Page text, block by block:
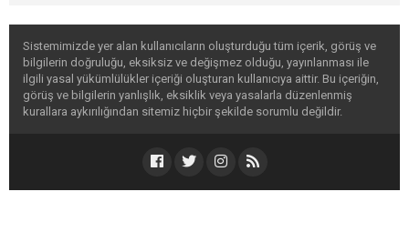
Sistemimizde yer alan kullanıcıların oluşturduğu tüm içerik, görüş ve
bilgilerin doğruluğu, eksiksiz ve değişmez olduğu, yayınlanması ile
ilgili yasal yükümlülükler içeriği oluşturan kullanıcıya aittir. Bu içeriğin,
görüş ve bilgilerin yanlışlık, eksiklik veya yasalarla düzenlenmiş
kurallara aykırılığından sitemiz hiçbir şekilde sorumlu değildir.